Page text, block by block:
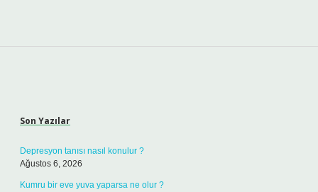
Son Yazılar
Depresyon tanısı nasıl konulur ?
Ağustos 6, 2026
Kumru bir eve yuva yaparsa ne olur ?